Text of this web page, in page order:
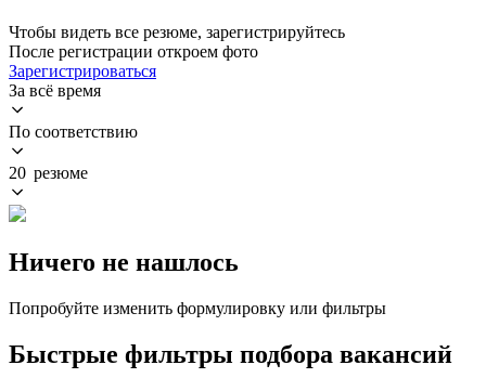
Чтобы видеть все резюме, зарегистрируйтесь
После регистрации откроем фото
Зарегистрироваться
За всё время
По соответствию
20 резюме
Ничего не нашлось
Попробуйте изменить формулировку или фильтры
Быстрые фильтры подбора вакансий